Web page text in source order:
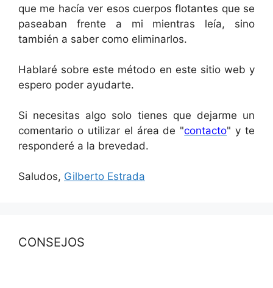
que me hacía ver esos cuerpos flotantes que se
paseaban frente a mi mientras leía, sino
también a saber como eliminarlos.
Hablaré sobre este método en este sitio web y
espero poder ayudarte.
Si necesitas algo solo tienes que dejarme un
comentario o utilizar el área de "contacto" y te
responderé a la brevedad.
Saludos, Gilberto Estrada
CONSEJOS